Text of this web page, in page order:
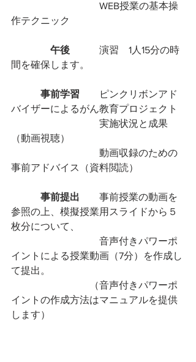
WEB授業の基本操
作テクニック
午後 演習　1人15分の時
間を確保します。
事前学習
ピンクリボンアド
バイザーによるがん教育プロジェクト
実施状況と成果
（動画視聴）
動画収録のための
事前アドバイス（資料閲読）
事前提出 事前授業の動画を
参照の上、模擬授業用スライドから５
枚分について、
音声付きパワーポ
イントによる授業動画（7分）を作成し
て提出。
（音声付きパワーポ
イントの作成方法はマニュアルを提供
します）